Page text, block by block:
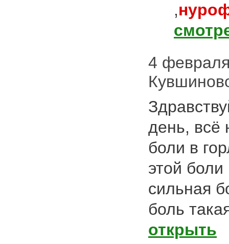
,
4
день, всё
боли в
этой боли
сильная
боль
открыть